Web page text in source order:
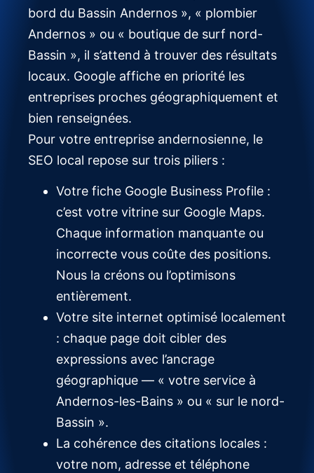
bord du Bassin Andernos », « plombier
Andernos » ou « boutique de surf nord-
Bassin », il s’attend à trouver des résultats
locaux. Google affiche en priorité les
entreprises proches géographiquement et
bien renseignées.
Pour votre entreprise andernosienne, le
SEO local repose sur trois piliers :
Votre fiche Google Business Profile :
c’est votre vitrine sur Google Maps.
Chaque information manquante ou
incorrecte vous coûte des positions.
Nous la créons ou l’optimisons
entièrement.
Votre site internet optimisé localement
: chaque page doit cibler des
expressions avec l’ancrage
géographique — « votre service à
Andernos-les-Bains » ou « sur le nord-
Bassin ».
La cohérence des citations locales :
votre nom, adresse et téléphone